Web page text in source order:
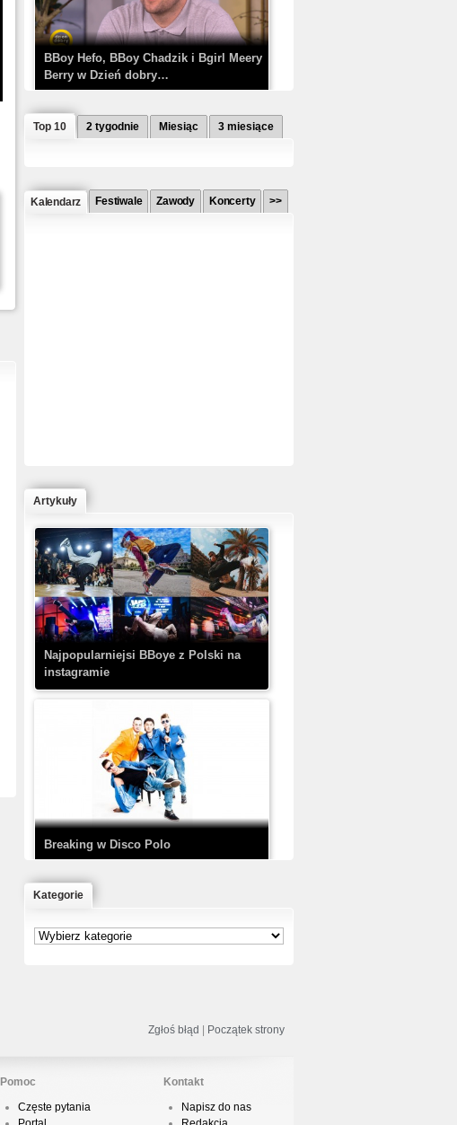
BBoy Hefo, BBoy Chadzik i Bgirl Meery
Berry w Dzień dobry…
Kaczorex w najnowszym klipie: HRYPA
– Kobieta z walizką
TEDE & SIR MICH - KICKDOWN /
DISCO NOIR
Prod. Chubeats, Scratch:…
KrisBo - Cienie
Top 10 2 tygodnie Miesiąc 3 miesiące
Kalendarz Festiwale Zawody Koncerty >>
Artykuły
Najpopularniejsi BBoye z Polski na
instagramie
Breaking w Disco Polo
Kategorie
Zgłoś błąd | Początek strony
Pomoc
Częste pytania
Kontakt
Napisz do nas